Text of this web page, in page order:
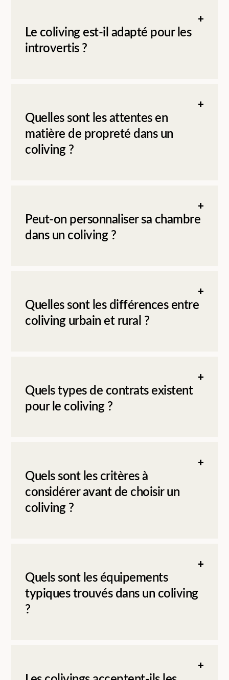
Le coliving est-il adapté pour les
introvertis ?
Quelles sont les attentes en
matière de propreté dans un
coliving ?
Peut-on personnaliser sa chambre
dans un coliving ?
Quelles sont les différences entre
coliving urbain et rural ?
Quels types de contrats existent
pour le coliving ?
Quels sont les critères à
considérer avant de choisir un
coliving ?
Quels sont les équipements
typiques trouvés dans un coliving
?